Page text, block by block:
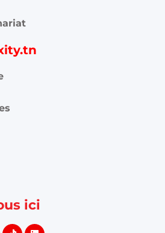
ici